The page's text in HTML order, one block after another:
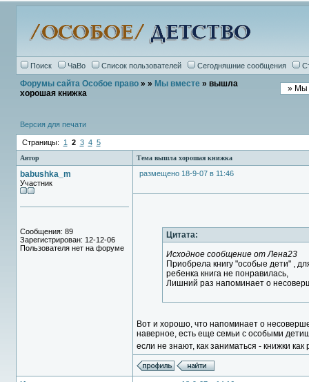
Поиск ЧаВо Список пользователей Сегодняшние сообщения
Форумы сайта Особое право» » Мы вместе» вышла
хорошая книжка
Версия для печати
Страницы: 1 2 3 4 5
Автор Тема вышла хорошая книжка
babushka_m
Участник
Сообщения: 89
Зарегистрирован: 12-12-06
Пользователя нет на форуме
размещено 18-9-07 в 11:46
Цитата:
Исходное сообщение от Лена23
Приобрела книгу "особые дети" ,
ребенка книга не понравилась,
Лишний раз напоминает о
Вот и хорошо, что напоминает о
наверное, есть еще семьи с особыми
если не знают, как заниматься - книжки как